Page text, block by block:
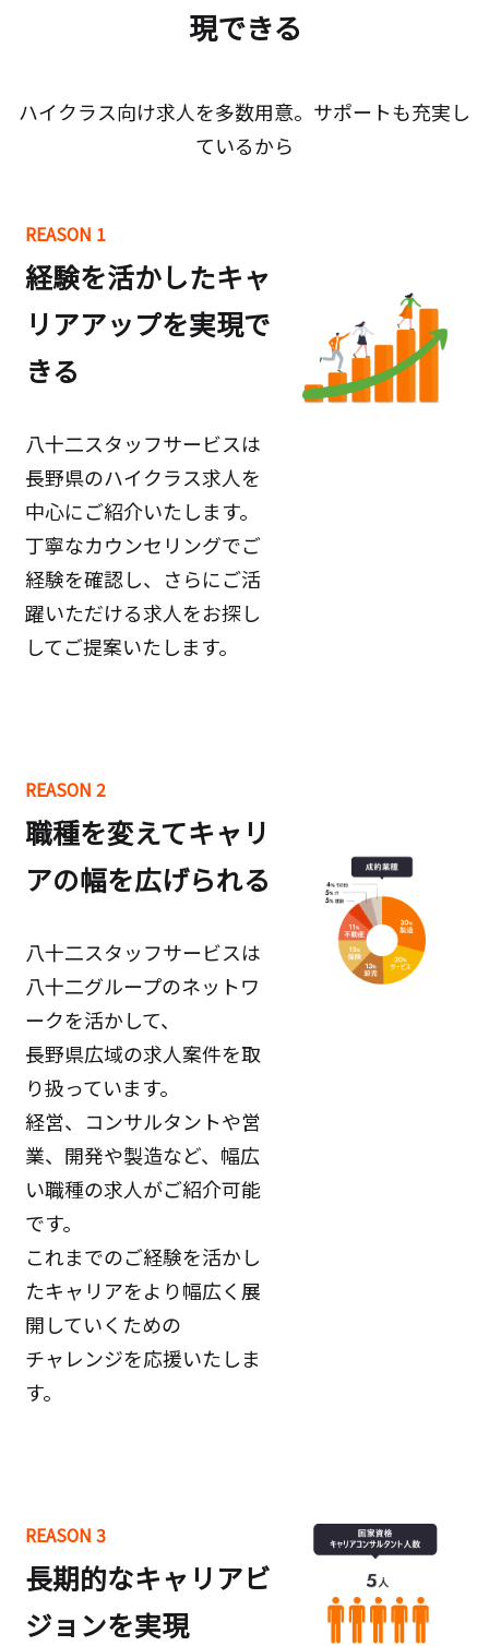
現できる
ハイクラス向け求人を多数用意。サポートも充実し
ているから
REASON 1
経験を活かしたキャ
リアアップを実現で
きる
八十二スタッフサービスは
長野県のハイクラス求人を
中心にご紹介いたします。
丁寧なカウンセリングでご
経験を確認し、さらにご活
躍いただける求人をお探し
してご提案いたします。
REASON 2
職種を変えてキャリ
アの幅を広げられる
八十二スタッフサービスは
八十二グループのネットワ
ークを活かして、
長野県広域の求人案件を取
り扱っています。
経営、コンサルタントや営
業、開発や製造など、幅広
い職種の求人がご紹介可能
です。
これまでのご経験を活かし
たキャリアをより幅広く展
開していくための
チャレンジを応援いたしま
す。
REASON 3
長期的なキャリアビ
ジョンを実現